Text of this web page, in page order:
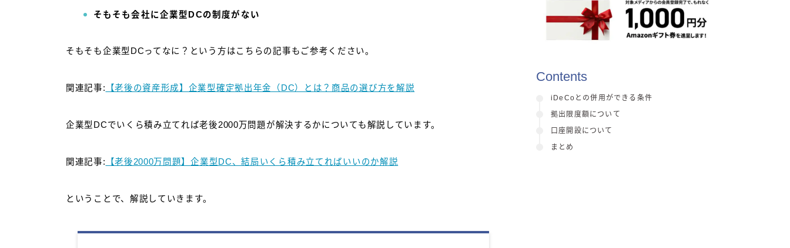
そもそも会社に企業型DCの制度がない
そもそも企業型DCってなに？という方はこちらの記事もご参考ください。
関連記事: 【老後の資産形成】企業型確定拠出年金（DC）とは？商品の選び方を解説
企業型DCでいくら積み立てれば老後2000万問題が解決するかについても解説しています。
関連記事: 【老後2000万問題】企業型DC、結局いくら積み立てればいいのか解説
ということで、解説していきます。
Contents
iDeCoとの併用ができる条件
拠出限度額について
口座開設について
まとめ